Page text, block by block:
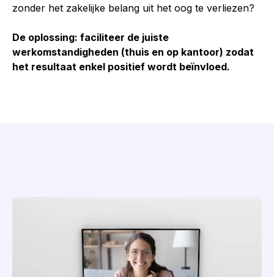
zonder het zakelijke belang uit het oog te verliezen?
De oplossing: faciliteer de juiste
werkomstandigheden (thuis en op kantoor) zodat
het resultaat enkel positief wordt beïnvloed.